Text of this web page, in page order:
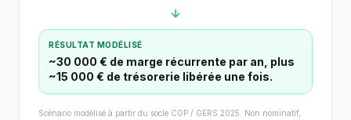
RÉSULTAT MODÉLISÉ
~30 000 € de marge récurrente par an, plus
~15 000 € de trésorerie libérée une fois.
Scénario modélisé à partir du socle CGP / GERS 2025. Non nominatif,